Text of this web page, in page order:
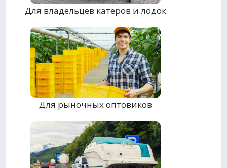
Для владельцев катеров и лодок
Для рыночных оптовиков